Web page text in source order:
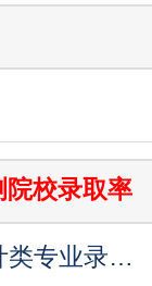
院校录取率
太原理工大学2022年美术设计类专业录取分数线